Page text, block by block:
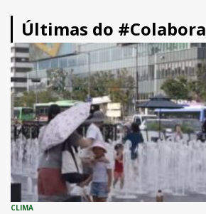
Últimas do #Colabora
CLIMA